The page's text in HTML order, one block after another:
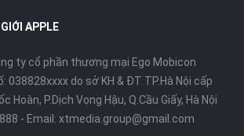
APPLE
ty cổ phần thương mại Ego Mobicon
038828xxxx do sở KH & ĐT TP.Hà Nội cấp
Hoàn, P.Dịch Vọng Hậu, Q.Cầu Giấy, Hà Nội
- Email: xtmedia.group@gmail.com